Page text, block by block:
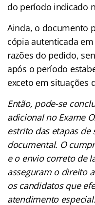
do período indicado
Ainda, o documento
cópia autenticada
razões do pedido,
após o período
exceto em situações
Então, pode-se
adicional no Exame
estrito das etapas
documental. O
e o envio correto de
asseguram o direito
os candidatos que
atendimento especial.